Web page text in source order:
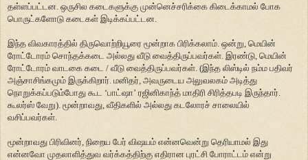
தள்ளப்பட்டன. ஒருசில கடைகளுக்கு முன்னெச்சரிக்கை கிடைக்காமல் போக
பொருட்களோடு கடைகள் இடிக்கப்பட்டன.
இந்த விவகாரத்தில் திருவொற்றியூரை மூன்றாக பிரிக்கலாம். ஒன்று, மெயின்
ரோட்டோரம் சொந்தக்கடை அல்லது வீடு வைத்திருப்பவர்கள். இரண்டு, மெயின்
ரோட்டோரம் வாடகை கடை / வீடு வைத்திருப்பவர்கள். (இந்த லிஸ்டில் நம்ம பதிவர்
அஞ்சாசிங்கமும் இருக்கிறார். மனிதர், அவருடைய அலுவலகம் அடித்து
நொறுக்கப்படும்போது கூட ‘பாட்ஷா’ ரஜினிகாந்த் மாதிரி சிரித்தபடி இருந்தார்.
கூலர்ஸ் வேறு). மூன்றாவது, வீதிகளில் அல்லது கடலோரச் சாலையில்
வசிப்பவர்கள்.
மூன்றாவது பிரிவினர், நிறைய பேர் விஷயம் என்னவென்று தெரியாமல் இது
என்னவோ முதலாளித்துவ வர்க்கத்திற்கு எதிரான புரட்சி போராட்டம் என்று